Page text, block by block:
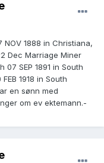
1888 in Christiana,
Dec Marriage Miner
07 SEP 1891 in South
1918 in South
en sønn med
om ev ektemann.-